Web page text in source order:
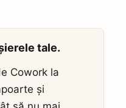
tale.
Cowork la
și